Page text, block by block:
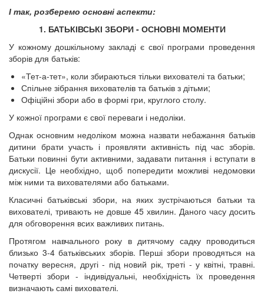
І так, розберемо основні аспекти:
1. БАТЬКІВСЬКІ ЗБОРИ - ОСНОВНІ МОМЕНТИ
У кожному дошкільному закладі є свої програми проведення
зборів для батьків:
«Тет-а-тет», коли збираються тільки вихователі та батьки;
Спільне зібрання вихователів та батьків з дітьми;
Офіційні збори або в формі гри, круглого столу.
У кожної програми є свої переваги і недоліки.
Однак основним недоліком можна назвати небажання батьків
дитини брати участь і проявляти активність під час зборів.
Батьки повинні бути активними, задавати питання і вступати в
дискусії. Це необхідно, щоб попередити можливі недомовки
між ними та вихователями або батьками.
Класичні батьківські збори, на яких зустрічаються батьки та
вихователі, тривають не довше 45 хвилин. Даного часу досить
для обговорення всих важливих питань.
Протягом навчального року в дитячому садку проводиться
близько 3-4 батьківських зборів. Перші збори проводяться на
початку вересня, другі - під новий рік, треті - у квітні, травні.
Четверті збори - індивідуальні, необхідність їх проведення
визначають самі вихователі.